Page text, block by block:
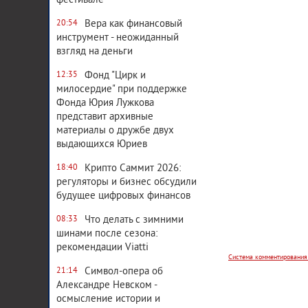
20:54
Вера как финансовый
инструмент - неожиданный
взгляд на деньги
12:35
Фонд "Цирк и
милосердие" при поддержке
Фонда Юрия Лужкова
представит архивные
материалы о дружбе двух
выдающихся Юриев
18:40
Крипто Саммит 2026:
регуляторы и бизнес обсудили
будущее цифровых финансов
08:33
Что делать с зимними
шинами после сезона:
рекомендации Viatti
21:14
Символ-опера об
Александре Невском -
осмысление истории и